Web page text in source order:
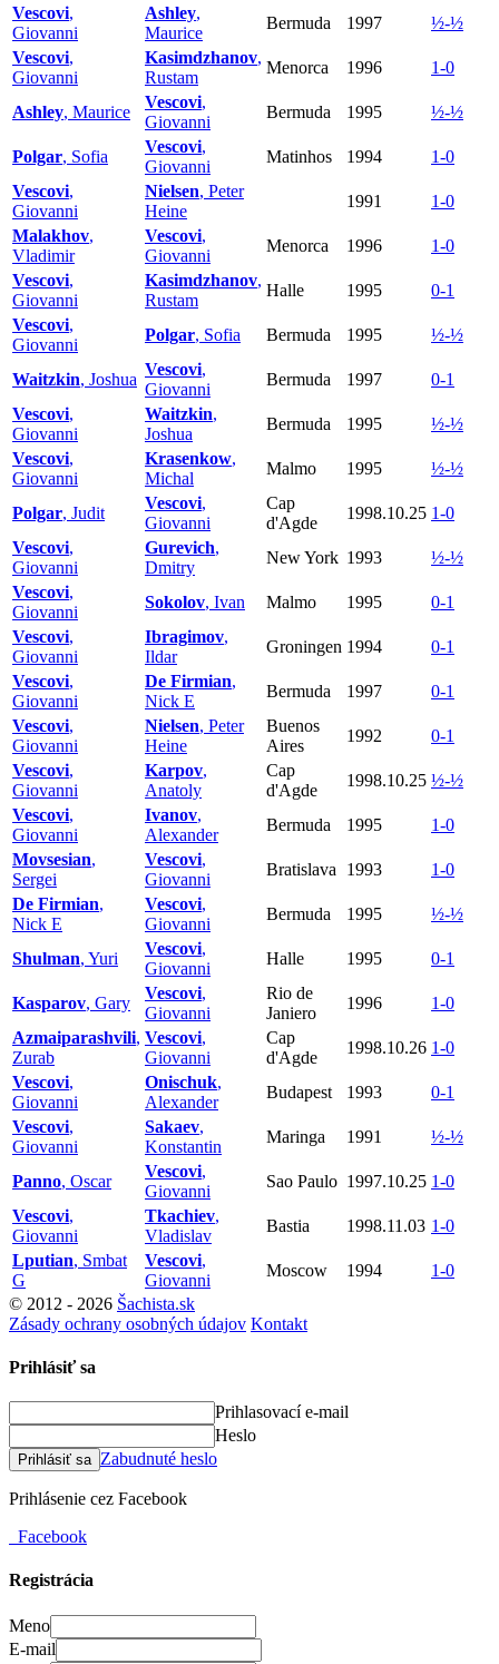
Vescovi,
Giovanni
Ashley,
Maurice
Bermuda 1997
½-½
Vescovi,
Giovanni
Kasimdzhanov,
Rustam
Menorca 1996 1-0
Ashley, Maurice
Vescovi,
Giovanni
Bermuda 1995 ½-½
Polgar, Sofia
Vescovi,
Giovanni
Matinhos 1994
1-0
Vescovi,
Giovanni
Nielsen, Peter
Heine
1991
1-0
Malakhov,
Vladimir
Vescovi,
Giovanni
Menorca 1996
1-0
Vescovi,
Giovanni
Kasimdzhanov,
Rustam
Halle 1995
0-1
Vescovi,
Giovanni
Polgar, Sofia Bermuda 1995 ½-½
Waitzkin, Joshua
Vescovi,
Giovanni
Bermuda 1997
0-1
Vescovi,
Giovanni
Waitzkin,
Joshua
Bermuda 1995
½-½
Vescovi,
Giovanni
Krasenkow,
Michal
Malmo 1995 ½-½
Polgar, Judit
Vescovi,
Giovanni
Cap
d'Agde
1998.10.25 1-0
Vescovi,
Giovanni
Gurevich,
Dmitry
New York 1993
½-½
Vescovi,
Giovanni
Sokolov, Ivan Malmo 1995
0-1
Vescovi,
Giovanni
Ibragimov,
Ildar
Groningen 1994
0-1
Vescovi,
Giovanni
De Firmian,
Nick E
Bermuda 1997
0-1
Vescovi,
Giovanni
Nielsen, Peter
Heine
Buenos
Aires
1992
0-1
Vescovi,
Giovanni
Karpov,
Anatoly
Cap
d'Agde
1998.10.25 ½-½
Vescovi,
Giovanni
Ivanov,
Alexander
Bermuda 1995
1-0
Movsesian,
Sergei
Vescovi,
Giovanni
Bratislava 1993
1-0
De Firmian,
Nick E
Vescovi,
Giovanni
Bermuda 1995 ½-½
Shulman, Yuri
Vescovi,
Giovanni
Halle 1995 0-1
Kasparov, Gary
Vescovi,
Giovanni
Rio de
Janiero
1996
1-0
Azmaiparashvili,
Zurab
Vescovi,
Giovanni
Cap
d'Agde
1998.10.26 1-0
Vescovi,
Giovanni
Onischuk,
Alexander
Budapest 1993
0-1
Vescovi,
Giovanni
Sakaev,
Konstantin
Maringa 1991 ½-½
Panno, Oscar
Vescovi,
Giovanni
Sao Paulo 1997.10.25 1-0
Vescovi,
Giovanni
Tkachiev,
Vladislav
Bastia 1998.11.03 1-0
Lputian, Smbat
G
Vescovi,
Giovanni
Moscow 1994
1-0
© 2012 - 2026 Šachista.sk
Zásady ochrany osobných údajov Kontakt
Prihlásiť sa
Prihlasovací e-mail
Heslo
Prihlásiť sa Zabudnuté heslo
Prihlásenie cez Facebook
Facebook
Registrácia
Meno
E-mail